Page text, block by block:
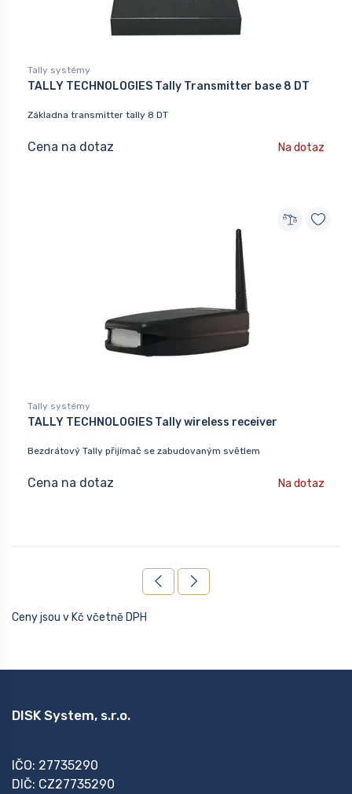
Tally systémy
TALLY TECHNOLOGIES Tally Transmitter base 8 DT
Základna transmitter tally 8 DT
Cena na dotaz Na dotaz
Tally systémy
TALLY TECHNOLOGIES Tally wireless receiver
Bezdrátový Tally přijímač se zabudovaným světlem
Cena na dotaz Na dotaz
Ceny jsou v Kč včetně DPH
DISK System, s.r.o.
IČO: 27735290
DIČ: CZ27735290